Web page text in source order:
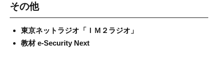
その他
東京ネットラジオ「ＩＭ２ラジオ」
教材 e-Security Next